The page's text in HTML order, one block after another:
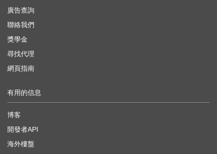
廣告查詢
聯絡我們
獎學金
尋找代理
網頁指南
有用的信息
博客
開發者API
海外樓盤